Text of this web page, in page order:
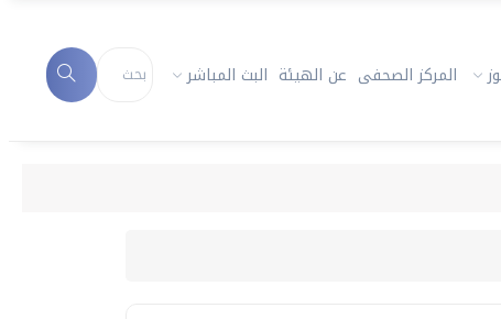
المركز الصحفى عن الهيئة البث المباشر